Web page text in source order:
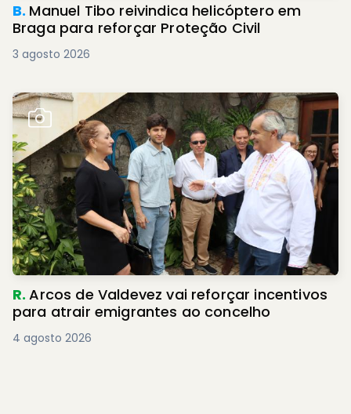
B. Manuel Tibo reivindica helicóptero em
Braga para reforçar Proteção Civil
3 agosto 2026
R.Arcos de Valdevez vai reforçar incentivos
para atrair emigrantes ao concelho
4 agosto 2026